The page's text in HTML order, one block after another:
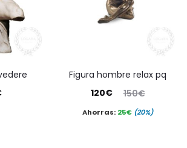
figura hombre relax pq
150€
El
precio
120€
El
precioAhorras: 25€ (20%)